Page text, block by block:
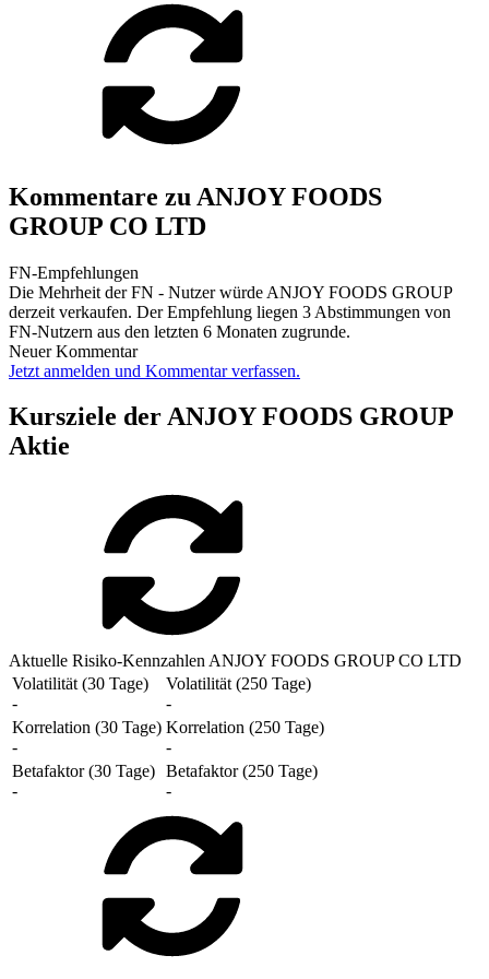
Kommentare zu ANJOY FOODS
GROUP CO LTD
FN-Empfehlungen
Die Mehrheit der FN - Nutzer würde ANJOY FOODS GROUP
derzeit verkaufen. Der Empfehlung liegen 3 Abstimmungen von
FN-Nutzern aus den letzten 6 Monaten zugrunde.
Neuer Kommentar
Jetzt anmelden und Kommentar verfassen.
Kursziele der ANJOY FOODS GROUP
Aktie
Aktuelle Risiko-Kennzahlen ANJOY FOODS GROUP CO LTD
Volatilität (30 Tage)
-
Volatilität (250 Tage)
-
Korrelation (30 Tage)
-
Korrelation (250 Tage)
-
Betafaktor (30 Tage)
-
Betafaktor (250 Tage)
-